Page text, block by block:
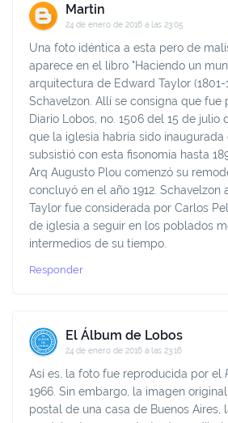
Martin
24 de enero de 2016 a las 23:05
Una foto idéntica a esta pero de
aparece en el libro "Haciendo un
arquitectura de Edward Taylor (1801-
Schavelzon. Allí se consigna que fue
Diario Lobos, no. 1506 del 15 de julio
que la iglesia habría sido inaugurada
subsistió con esta fisonomía hasta
Arq Augusto Plou comenzó su
concluyó en el año 1912. Schavelzon
Taylor fue considerada por Carlos
de iglesia a seguir en los poblados
intermedios de su tiempo.
Responder
El Álbum de Lobos
24 de enero de 2016 a las 23:16
Así es, la foto fue reproducida por el
1966. Sin embargo, la imagen
postal de una casa de Buenos Aires,